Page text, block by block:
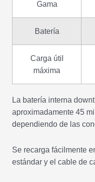
Gama
Batería
Carga útil
máxima
La batería interna
aproximadamente 45
dependiendo de las
Se recarga fácilmente
estándar y el cable de